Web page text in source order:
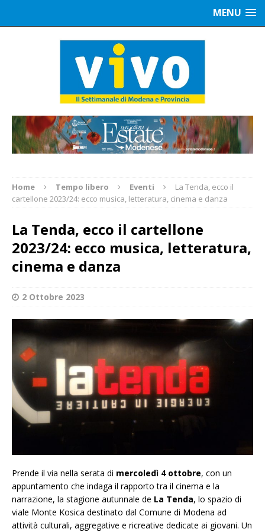
MENU
Home Tempo libero Eventi
La Tenda, ecco il
cartellone 2023/24: ecco musica, letteratura, cinema e danza
La Tenda, ecco il cartellone
2023/24: ecco musica, letteratura,
cinema e danza
2 Ottobre 2023
Prende il via nella serata di mercoledì 4 ottobre, con un
appuntamento che indaga il rapporto tra il cinema e la
narrazione, la stagione autunnale de La Tenda, lo spazio di
viale Monte Kosica destinato dal Comune di Modena ad
attività culturali, aggregative e ricreative dedicate ai giovani. Un